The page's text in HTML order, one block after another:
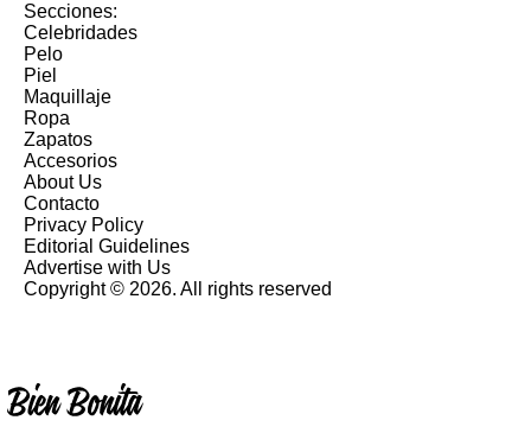
Secciones:
Celebridades
Pelo
Piel
Maquillaje
Ropa
Zapatos
Accesorios
About Us
Contacto
Privacy Policy
Editorial Guidelines
Advertise with Us
Copyright © 2026. All rights reserved